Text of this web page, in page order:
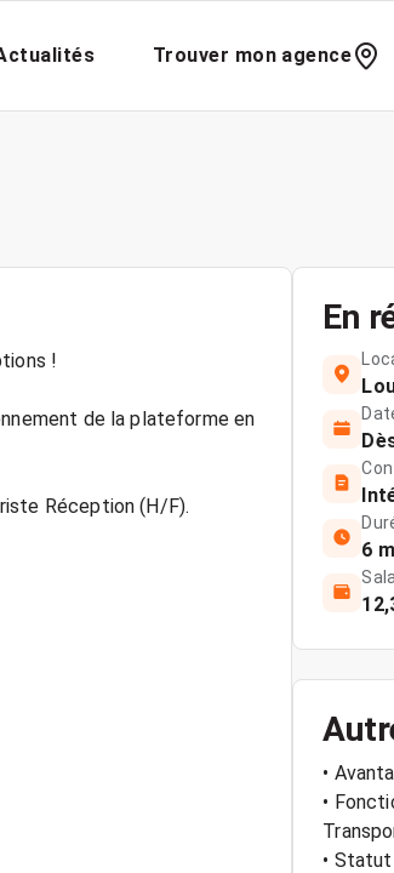
Trouver mon agence
!
de la plateforme en
Réception (H/F).
En
6
•
•
• Statut